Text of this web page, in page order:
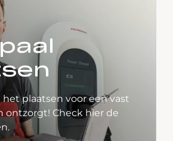
plaatsen voor een vast
ontzorgt! Check hier de